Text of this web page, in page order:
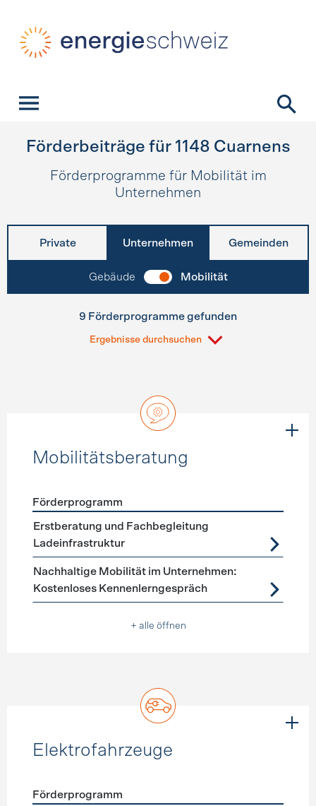
Förderbeiträge für 1148 Cuarnens
Förderprogramme für Mobilität im
Unternehmen
Private Unternehmen Gemeinden
Gebäude Mobilität
9 Förderprogramme gefunden
Ergebnisse durchsuchen
Mobilitätsberatung
Förderprogramme Mobilitätsberatung
Förderprogramm
Erstberatung und Fachbegleitung
Ladeinfrastruktur
Nachhaltige Mobilität im Unternehmen:
Kostenloses Kennenlerngespräch
+ alle öffnen
Elektrofahrzeuge
Förderprogramm